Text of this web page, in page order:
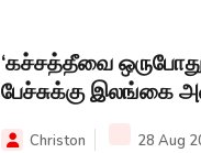
‘கச்சத்தீவை
பேச்சுக்கு இலங்கை
Christon 28 Aug